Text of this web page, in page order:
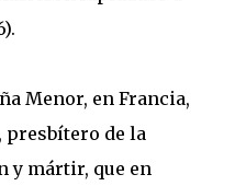
Menor, en Francia,
presbítero de la
y mártir, que en